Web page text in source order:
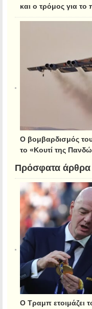
και ο τρόμος για το
Ο βομβαρδισμός
το «Κουτί της
Πρόσφατα άρθρα
Ο Τραμπ ετοιμάζει